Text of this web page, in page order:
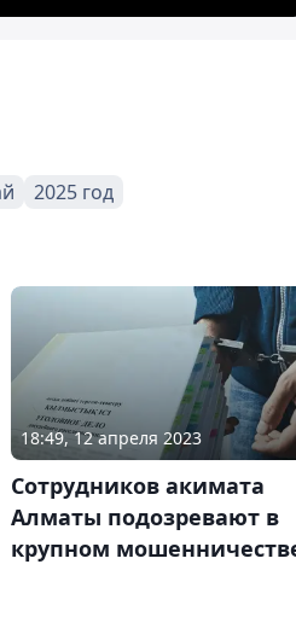
2025 год
18:49, 12 апреля 2023
Сотрудников акимата
Алматы подозревают в
крупном